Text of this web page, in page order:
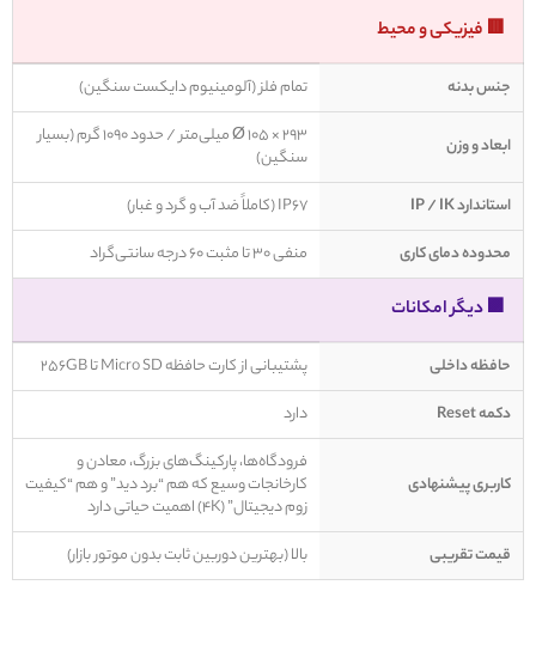
🟥 فیزیکی و محیط
جنس بدنه تمام فلز (آلومینیوم دایکست سنگین)
ابعاد و وزن
Ø 105 × 293 میلی‌متر / حدود 1090 گرم (بسیار
سنگین)
استاندارد IP / IK
IP67 (کاملاً ضد آب و گرد و غبار)
محدوده دمای کاری
منفی 30 تا مثبت 60 درجه سانتی‌گراد
🟪 دیگر امکانات
حافظه داخلی
پشتیبانی از کارت حافظه Micro SD تا 256GB
دکمه Reset
دارد
کاربری پیشنهادی
فرودگاه‌ها، پارکینگ‌های بزرگ، معادن و
کارخانجات وسیع که هم “برد دید” و هم “کیفیت
زوم دیجیتال” (4K) اهمیت حیاتی دارد
قیمت تقریبی
بالا (بهترین دوربین ثابت بدون موتور بازار)